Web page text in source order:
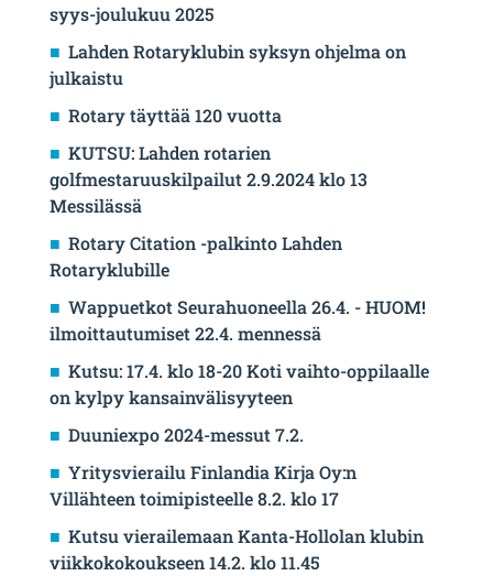
syys-joulukuu 2025
Lahden Rotaryklubin syksyn ohjelma on
julkaistu
Rotary täyttää 120 vuotta
KUTSU: Lahden rotarien
golfmestaruuskilpailut 2.9.2024 klo 13
Messilässä
Rotary Citation -palkinto Lahden
Rotaryklubille
Wappuetkot Seurahuoneella 26.4. - HUOM!
ilmoittautumiset 22.4. mennessä
Kutsu: 17.4. klo 18-20 Koti vaihto-oppilaalle
on kylpy kansainvälisyyteen
Duuniexpo 2024-messut 7.2.
Yritysvierailu Finlandia Kirja Oy:n
Villähteen toimipisteelle 8.2. klo 17
Kutsu vierailemaan Kanta-Hollolan klubin
viikkokokoukseen 14.2. klo 11.45